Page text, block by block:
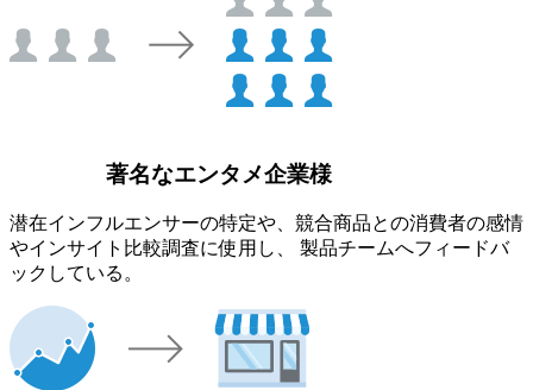
著名なエンタメ企業様
潜在インフルエンサーの特定や、競合商品との消費者の感情
やインサイト比較調査に使用し、 製品チームへフィードバ
ックしている。